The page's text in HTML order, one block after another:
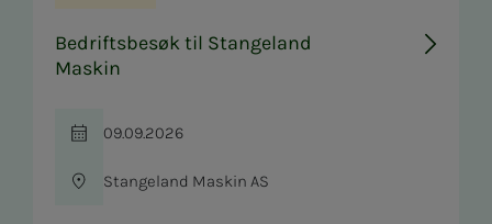
Bedriftsbesøk til Stangeland
Maskin
Tid
09.09.2026
Sted
Stangeland Maskin AS